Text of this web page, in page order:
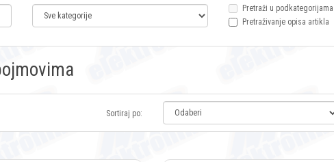
Pretraži u podkategorijama
Pretraživanje opisa artikla
Sortiraj po: